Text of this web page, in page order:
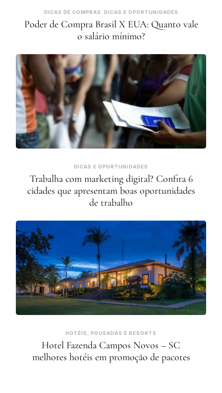
DICAS DE COMPRAS DICAS E OPORTUNIDADES
Poder de Compra Brasil X EUA: Quanto vale
o salário mínimo?
DICAS E OPORTUNIDADES
Trabalha com marketing digital? Confira 6
cidades que apresentam boas oportunidades
de trabalho
HOTÉIS, POUSADAS E RESORTS
Hotel Fazenda Campos Novos – SC
melhores hotéis em promoção de pacotes